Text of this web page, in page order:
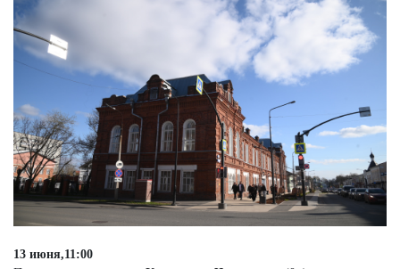
13 июня,11:00